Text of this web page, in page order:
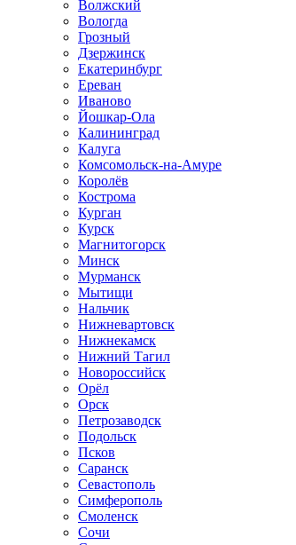
Волжский
Вологда
Грозный
Дзержинск
Екатеринбург
Ереван
Иваново
Йошкар-Ола
Калининград
Калуга
Комсомольск-на-Амуре
Королёв
Кострома
Курган
Курск
Магнитогорск
Минск
Мурманск
Мытищи
Нальчик
Нижневартовск
Нижнекамск
Нижний Тагил
Новороссийск
Орёл
Орск
Петрозаводск
Подольск
Псков
Саранск
Севастополь
Симферополь
Смоленск
Сочи